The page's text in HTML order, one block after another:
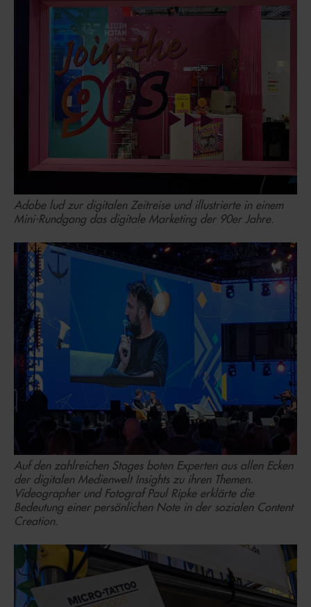
Adobe lud zur digitalen Zeitreise und illustrierte in einem
Mini-Rundgang das digitale Marketing der 90er Jahre.
Auf den zahlreichen Stages boten Experten aus allen Ecken
der digitalen Medienwelt Insights zu ihren Themen.
Videographer und Fotograf Paul Ripke erklärte die
Bedeutung einer persönlichen Note in der sozialen Content
Creation.